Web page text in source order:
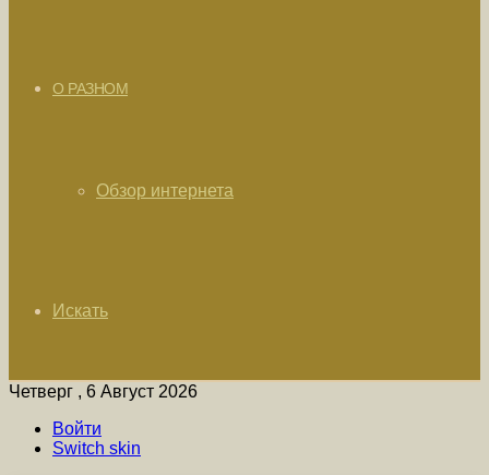
О РАЗНОМ
Обзор интернета
Искать
Четверг , 6 Август 2026
Войти
Switch skin